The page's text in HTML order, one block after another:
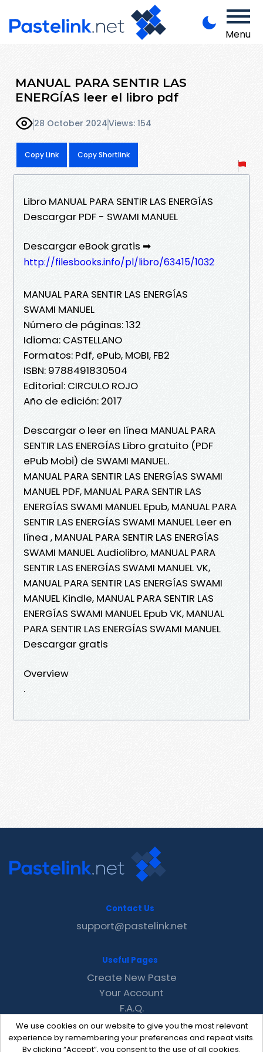
Menu
MANUAL PARA SENTIR LAS
ENERGÍAS leer el libro pdf
28 October 2024Views: 154
Copy Link Copy Shortlink
Libro MANUAL PARA SENTIR LAS ENERGÍAS
Descargar PDF - SWAMI MANUEL
Descargar eBook gratis ➡
http://filesbooks.info/pl/libro/63415/1032
MANUAL PARA SENTIR LAS ENERGÍAS
SWAMI MANUEL
Número de páginas: 132
Idioma: CASTELLANO
Formatos: Pdf, ePub, MOBI, FB2
ISBN: 9788491830504
Editorial: CIRCULO ROJO
Año de edición: 2017
Descargar o leer en línea MANUAL PARA
SENTIR LAS ENERGÍAS Libro gratuito (PDF
ePub Mobi) de SWAMI MANUEL.
MANUAL PARA SENTIR LAS ENERGÍAS SWAMI
MANUEL PDF, MANUAL PARA SENTIR LAS
ENERGÍAS SWAMI MANUEL Epub, MANUAL PARA
SENTIR LAS ENERGÍAS SWAMI MANUEL Leer en
línea , MANUAL PARA SENTIR LAS ENERGÍAS
SWAMI MANUEL Audiolibro, MANUAL PARA
SENTIR LAS ENERGÍAS SWAMI MANUEL VK,
MANUAL PARA SENTIR LAS ENERGÍAS SWAMI
MANUEL Kindle, MANUAL PARA SENTIR LAS
ENERGÍAS SWAMI MANUEL Epub VK, MANUAL
PARA SENTIR LAS ENERGÍAS SWAMI MANUEL
Descargar gratis
Overview
.
We use cookies on our website to give you the most relevant
experience by remembering your preferences and repeat visits.
By clicking “Accept”, you consent to the use of all cookies.
Contact Us
support@pastelink.net
Useful Pages
Create New Paste
Your Account
F.A.Q.
Recent
Contact